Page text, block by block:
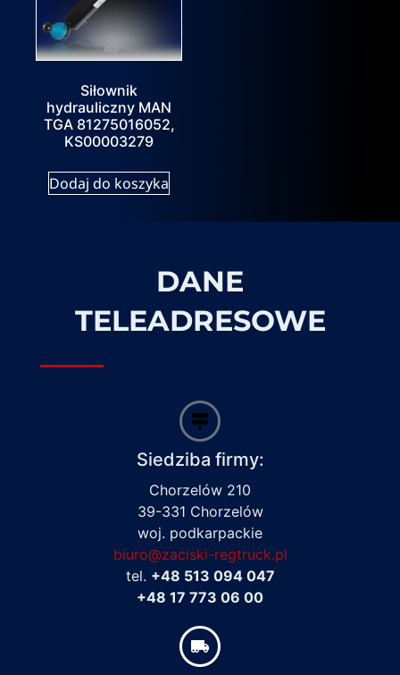
Siłownik
hydrauliczny MAN
TGA 81275016052,
KS00003279
Dodaj do koszyka
DANE
TELEADRESOWE
Siedziba firmy:
Chorzelów 210
39-331 Chorzelów
woj. podkarpackie
biuro@zaciski-regtruck.pl
tel. +48 513 094 047
+48 17 773 06 00